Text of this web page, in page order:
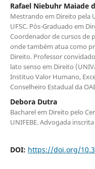
Rafael Niebuhr Maiade
Mestrando em Direito pela
UFSC. Pós-Graduado em
Coordenador de cursos de
onde também atua como
Direito. Professor
lato senso em Direito
Instituo Valor Humano,
Conselheiro Estadual da
Debora Dutra
Bacharel em Direito pelo
UNIFEBE. Advogada
DOI: https://doi.org/